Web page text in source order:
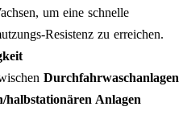
um eine schnelle
Resistenz zu erreichen.
Durchfahrwaschanlagen
halbstationären Anlagen